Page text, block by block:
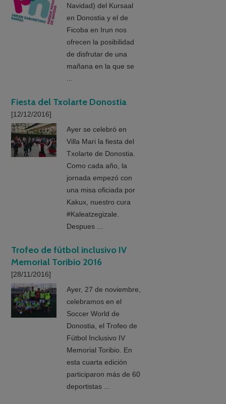
Navidad) del Kursaal
en Donostia y el de
Ficoba en Irun nos
ofrecen la posibilidad
de disfrutar de una
mañana en la que se
Fiesta del Txolarte Donostia
[12/12/2016]
Ayer se celebró en
Villa Mari la fiesta del
Txolarte de Donostia.
Como cada año, la
jornada empezó con
una misa oficiada por
Kakux, nuestro cura
#Kaleatzegizale.
Despues ...
Trofeo de fútbol inclusivo IV
Memorial Toribio 2016
[28/11/2016]
Ayer, 27 de noviembre,
celebramos en el
Soccer World de
Donostia, el Trofeo de
Fútbol Inclusivo IV
Memorial Toribio. En
esta cuarta edición
participaron más de 60
deportistas ...